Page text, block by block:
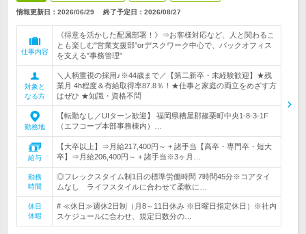
情報更新日：2026/06/29 終了予定日： 2026/08/27
仕事内容
《得意を活かした配属部署！》⇒お客様対応など、人と関わるこ
とも楽しむ"営業支援部"orデスクワーク中心で、バックオフィス
を支える"事務管理"
対象と
なる方
＼人柄重視の採用♪※44歳まで／【第二新卒・未経験歓迎】★残
業月 4h程度＆有給取得率87.8％！★仕事と家庭の両立をめざす方
はぜひ ★知識・資格不問
勤務地
【転勤なし／UIターン歓迎】 福岡県糟屋郡篠栗町中央1-8-3-1F
（エフコープ本部事務棟内）…
給与
【大卒以上】⇒月給217,400円～ + 諸手当【高卒・専門卒・短大
卒】⇒月給206,400円～ + 諸手当※3ヶ月…
勤務
時間
◎フレックスタイム制1日の標準労働時間 7時間45分※コアタイ
ムなし ライフスタイルに合わせて柔軟に…
休日
休暇
# ≪休日≫週休2日制（月8～11日休み ※日曜日指定休日）※社内
スケジュールに合わせ、規定日数分の…